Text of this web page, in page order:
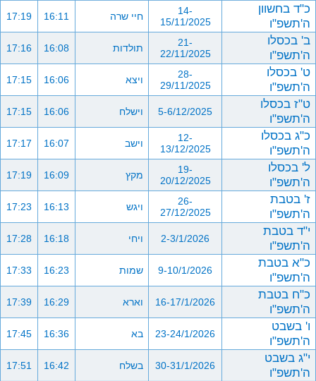
כ"ד בחשוון
ה'תשפ"ו
14-
15/11/2025
חיי שרה 16:11
17:19
ב' בכסלו
ה'תשפ"ו
21-
22/11/2025
תולדות 16:08
17:16
ט' בכסלו
ה'תשפ"ו
28-
29/11/2025
ויצא 16:06
17:15
ט"ז בכסלו
ה'תשפ"ו
5-6/12/2025 וישלח 16:06
17:15
כ"ג בכסלו
ה'תשפ"ו
12-
13/12/2025
וישב 16:07
17:17
ל' בכסלו
ה'תשפ"ו
19-
20/12/2025
מקץ 16:09
17:19
ז' בטבת
ה'תשפ"ו
26-
27/12/2025
ויגש 16:13
17:23
י"ד בטבת
ה'תשפ"ו
2-3/1/2026 ויחי 16:18
17:28
כ"א בטבת
ה'תשפ"ו
9-10/1/2026 שמות 16:23
17:33
כ"ח בטבת
ה'תשפ"ו
16-17/1/2026 וארא 16:29
17:39
ו' בשבט
ה'תשפ"ו
23-24/1/2026 בא 16:36
17:45
י"ג בשבט
ה'תשפ"ו
30-31/1/2026 בשלח 16:42
17:51